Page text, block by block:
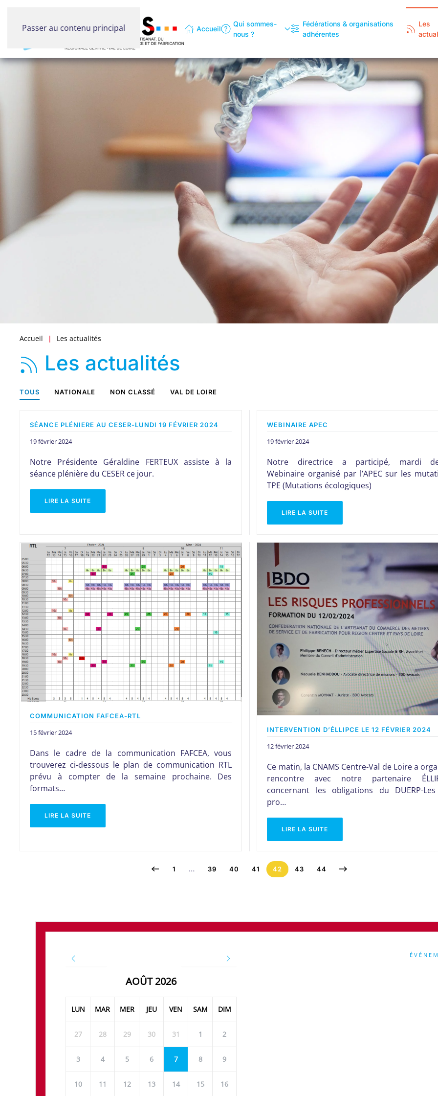
Passer au contenu principal Accueil
Qui sommes-
nous ?
Fédérations & organisations
adhérentes
Les
Une économie
proximité à la fois
d’emploi, source de
d’harmonie
Accueil Les actualités
Les actualités
TOUS NATIONALE NON CLASSÉ VAL DE LOIRE
SÉANCE PLÉNIERE AU CESER-LUNDI 19 FÉVRIER 2024
19 février 2024
Notre Présidente Géraldine FERTEUX assiste à la
séance plénière du CESER ce jour.
LIRE LA SUITE
WEBINAIRE APEC
19 février 2024
Notre directrice a participé, mardi
Webinaire organisé par l’APEC sur les
TPE (Mutations écologiques)
LIRE LA SUITE
COMMUNICATION FAFCEA-RTL
15 février 2024
Dans le cadre de la communication FAFCEA, vous
trouverez ci-dessous le plan de communication RTL
prévu à compter de la semaine prochaine. Des
formats…
LIRE LA SUITE
INTERVENTION D’ÉLLIPCE LE 12 FÉVRIER 2024
12 février 2024
Ce matin, la CNAMS Centre-Val de Loire a
rencontre avec notre partenaire
concernant les obligations du DUERP-
pro…
LIRE LA SUITE
1 … 39 40 41 42 43 44
AOÛT 2026
LUN MAR MER JEU VEN SAM DIM
27 28 29 30 31 1 2
3 4 5 6 7 8 9
10 11 12 13 14 15 16